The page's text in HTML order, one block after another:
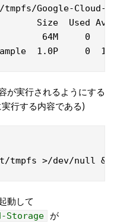
Google-Cloud-
Size  Used Avail
64M     0   64M
1.0P     0
実行されるようにする
行する内容である)
tmpfs >/dev/null &&
動して
Storage が